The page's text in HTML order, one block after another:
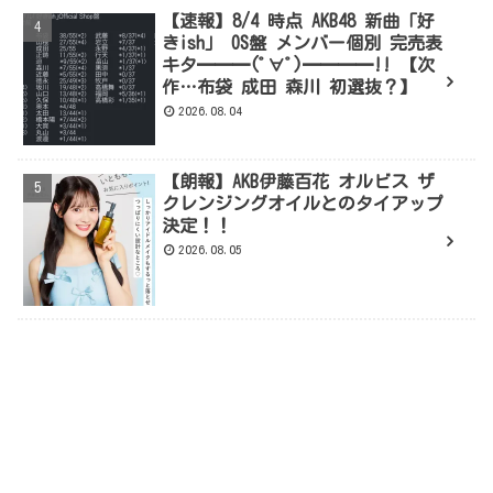
【速報】8/4 時点 AKB48 新曲「好
きish」 OS盤 メンバー個別 完売表
キタ━━━(ﾟ∀ﾟ)━━━━!! 【次
作…布袋 成田 森川 初選抜？】
2026.08.04
【朗報】AKB伊藤百花 オルビス ザ
クレンジングオイルとのタイアップ
決定！！
2026.08.05